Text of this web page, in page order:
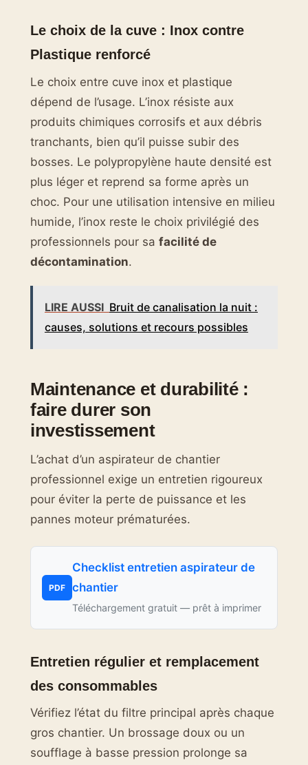
Le choix de la cuve : Inox contre
Plastique renforcé
Le choix entre cuve inox et plastique
dépend de l’usage. L’inox résiste aux
produits chimiques corrosifs et aux débris
tranchants, bien qu’il puisse subir des
bosses. Le polypropylène haute densité est
plus léger et reprend sa forme après un
choc. Pour une utilisation intensive en milieu
humide, l’inox reste le choix privilégié des
professionnels pour sa facilité de
décontamination.
LIRE AUSSI Bruit de canalisation la nuit :
causes, solutions et recours possibles
Maintenance et durabilité :
faire durer son
investissement
L’achat d’un aspirateur de chantier
professionnel exige un entretien rigoureux
pour éviter la perte de puissance et les
pannes moteur prématurées.
PDF
Checklist entretien aspirateur de
chantier
Téléchargement gratuit — prêt à imprimer
Entretien régulier et remplacement
des consommables
Vérifiez l’état du filtre principal après chaque
gros chantier. Un brossage doux ou un
soufflage à basse pression prolonge sa